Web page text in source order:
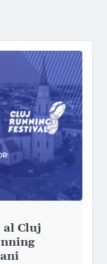
al Cluj